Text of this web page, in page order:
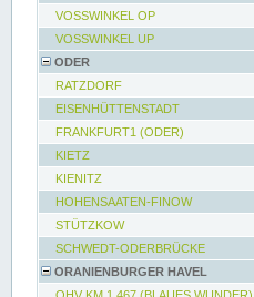
VOSSWINKEL OP
VOSSWINKEL UP
ODER
RATZDORF
EISENHÜTTENSTADT
FRANKFURT1 (ODER)
KIETZ
KIENITZ
HOHENSAATEN-FINOW
STÜTZKOW
SCHWEDT-ODERBRÜCKE
ORANIENBURGER HAVEL